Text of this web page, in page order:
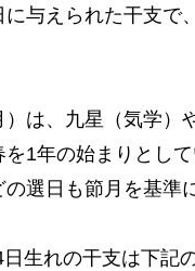
に与えられた干支で
は、九星（気学）
を1年の始まりとし
選日も節月を基準
生れの干支は下記